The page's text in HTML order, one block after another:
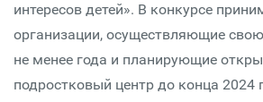
интересов детей». В конкурсе
организации, осуществляющие
не менее года и планирующие
подростковый центр до конца 2024